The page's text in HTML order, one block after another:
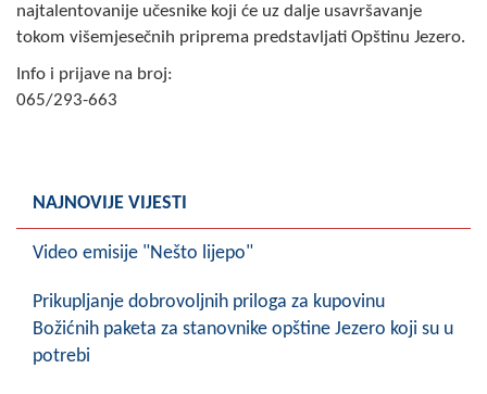
Poljoprivreda
Turizam
najtalentovanije učesnike koji će uz dalje usavršavanje
tokom višemjesečnih priprema predstavljati Opštinu Jezero.
Info i prijave na broj:
065/293-663
NAJNOVIJE VIJESTI
Video emisije "Nešto lijepo"
Prikupljanje dobrovoljnih priloga za kupovinu
Božićnih paketa za stanovnike opštine Jezero koji su u
potrebi